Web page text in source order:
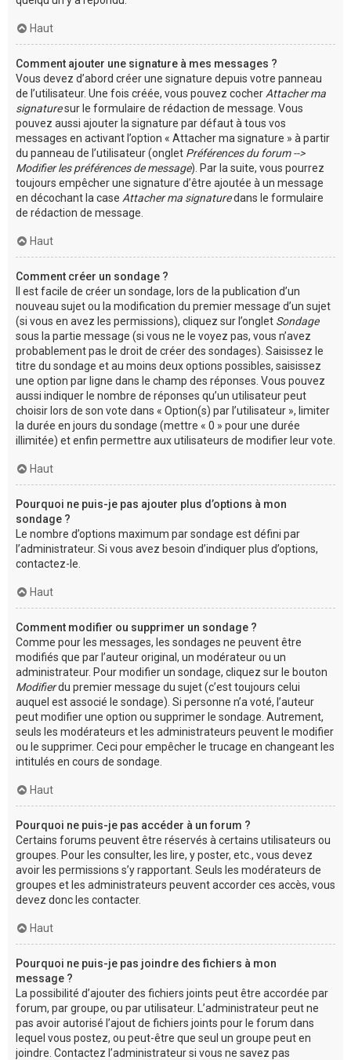
Haut
Comment ajouter une signature à mes messages ?
Vous devez d’abord créer une signature depuis votre panneau
de l’utilisateur. Une fois créée, vous pouvez cocher Attacher ma
signaturesur le formulaire de rédaction de message. Vous
pouvez aussi ajouter la signature par défaut à tous vos
messages en activant l’option « Attacher ma signature » à partir
du panneau de l’utilisateur (onglet Préférences du forum -->
Modifier les préférences de message). Par la suite, vous pourrez
toujours empêcher une signature d’être ajoutée à un message
en décochant la case Attacher ma signaturedans le formulaire
de rédaction de message.
Haut
Comment créer un sondage ?
Il est facile de créer un sondage, lors de la publication d’un
nouveau sujet ou la modification du premier message d’un sujet
(si vous en avez les permissions), cliquez sur l’onglet Sondage
sous la partie message (si vous ne le voyez pas, vous n’avez
probablement pas le droit de créer des sondages). Saisissez le
titre du sondage et au moins deux options possibles, saisissez
une option par ligne dans le champ des réponses. Vous pouvez
aussi indiquer le nombre de réponses qu’un utilisateur peut
choisir lors de son vote dans « Option(s) par l’utilisateur », limiter
la durée en jours du sondage (mettre « 0 » pour une durée
illimitée) et enfin permettre aux utilisateurs de modifier leur vote.
Haut
Pourquoi ne puis-je pas ajouter plus d’options à mon
sondage ?
Le nombre d’options maximum par sondage est défini par
l’administrateur. Si vous avez besoin d’indiquer plus d’options,
contactez-le.
Haut
Comment modifier ou supprimer un sondage ?
Comme pour les messages, les sondages ne peuvent être
modifiés que par l’auteur original, un modérateur ou un
administrateur. Pour modifier un sondage, cliquez sur le bouton
Modifierdu premier message du sujet (c’est toujours celui
auquel est associé le sondage). Si personne n’a voté, l’auteur
peut modifier une option ou supprimer le sondage. Autrement,
seuls les modérateurs et les administrateurs peuvent le modifier
ou le supprimer. Ceci pour empêcher le trucage en changeant les
intitulés en cours de sondage.
Haut
Pourquoi ne puis-je pas accéder à un forum ?
Certains forums peuvent être réservés à certains utilisateurs ou
groupes. Pour les consulter, les lire, y poster, etc., vous devez
avoir les permissions s’y rapportant. Seuls les modérateurs de
groupes et les administrateurs peuvent accorder ces accès, vous
devez donc les contacter.
Haut
Pourquoi ne puis-je pas joindre des fichiers à mon
message ?
La possibilité d’ajouter des fichiers joints peut être accordée par
forum, par groupe, ou par utilisateur. L’administrateur peut ne
pas avoir autorisé l’ajout de fichiers joints pour le forum dans
lequel vous postez, ou peut-être que seul un groupe peut en
joindre. Contactez l’administrateur si vous ne savez pas